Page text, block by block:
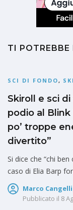
TI POTREBBE
SCI DI FONDO,
Skiroll e sci
podio al
po’ troppe
divertito”
Si dice che “chi
caso di Elia Barp
Marco Cangelli
Pubblicato il 8